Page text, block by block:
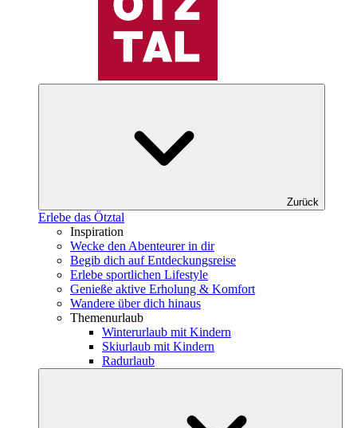
Zurück
Erlebe das Ötztal
Inspiration
Wecke den Abenteurer in dir
Begib dich auf Entdeckungsreise
Erlebe sportlichen Lifestyle
Genieße aktive Erholung & Komfort
Wandere über dich hinaus
Themenurlaub
Winterurlaub mit Kindern
Skiurlaub mit Kindern
Radurlaub